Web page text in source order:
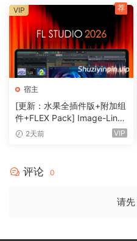
ptional Features REV 1-GUIS
EPPE[MacOSX]（1.1GB+33
0MB)
宿主
[更新：水果全插件版+附加组
件+FLEX Pack] Image-Line
– FL Studio Producer Editio
ack [WiN]（1.06GB+2.0GB+
15.50GB）
2天前 VIP
VIP 荐
评论 0
请先